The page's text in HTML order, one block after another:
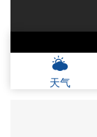
天气